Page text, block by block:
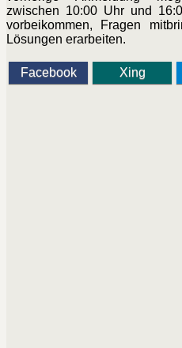
zwischen 10:00 Uhr und
vorbeikommen, Fragen
Lösungen erarbeiten.
Facebook Xing